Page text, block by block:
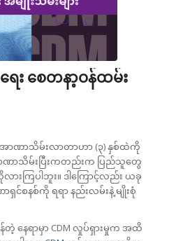
ရေး စေတနာ့ဝန်ထမ်း
အာဏာသိမ်းလာတာဟာ (၃) နှစ်ထဲကို
ာဏာသိမ်းပြီးကတည်းက ပြည်သူတွေ
းကြပါဘူး။ ဒါကြောင့်လည်း ယခု
င်စနစ်ကို ရရာ နည်းလမ်းနဲ့ မျိုးစုံ
နေရာမှာ CDM လှုပ်ရှားမှုက အထိ